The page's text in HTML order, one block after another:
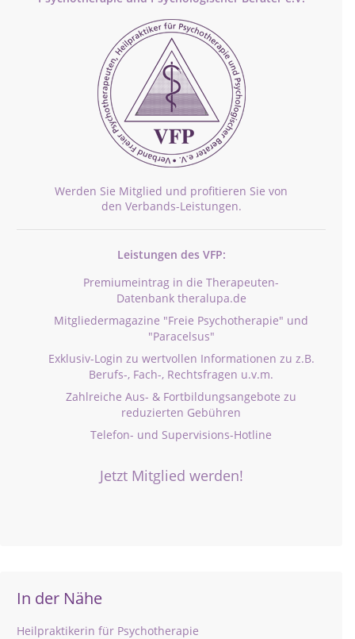
Werden Sie Mitglied und profitieren Sie von
den Verbands-Leistungen.
Leistungen des VFP:
Premiumeintrag in die Therapeuten-
Datenbank theralupa.de
Mitgliedermagazine "Freie Psychotherapie" und
"Paracelsus"
Exklusiv-Login zu wertvollen Informationen zu z.B.
Berufs-, Fach-, Rechtsfragen u.v.m.
Zahlreiche Aus- & Fortbildungsangebote zu
reduzierten Gebühren
Telefon- und Supervisions-Hotline
Jetzt Mitglied werden!
In der Nähe
Heilpraktikerin für Psychotherapie